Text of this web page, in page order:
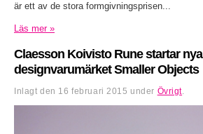
är ett av de stora formgivningsprisen...
Läs mer »
Claesson Koivisto Rune startar nya
designvarumärket Smaller Objects
Inlagt den 16 februari 2015 under Övrigt